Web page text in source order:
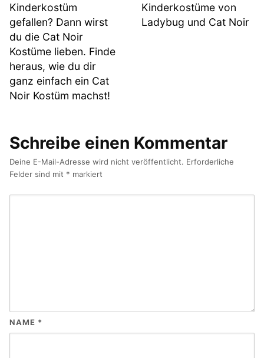
Kinderkostüm
gefallen? Dann wirst
du die Cat Noir
Kostüme lieben. Finde
heraus, wie du dir
ganz einfach ein Cat
Noir Kostüm machst!
Kinderkostüme von
Ladybug und Cat Noir
Schreibe einen Kommentar
Deine E-Mail-Adresse wird nicht veröffentlicht. Erforderliche
Felder sind mit * markiert
NAME *